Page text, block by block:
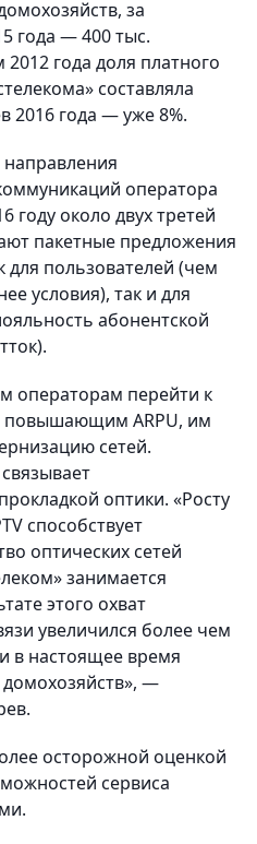
за
года — 400 тыс.
года доля платного
составляла
2016 года — уже 8%.
оператора
году около двух третей
пакетные предложения
пользователей (чем
условия), так и для
абонентской
операторам перейти к
повышающим ARPU, им
сетей.
оптики. «Росту
способствует
оптических сетей
занимается
этого охват
увеличился более чем
в настоящее время
домохозяйств», —
осторожной оценкой
сервиса